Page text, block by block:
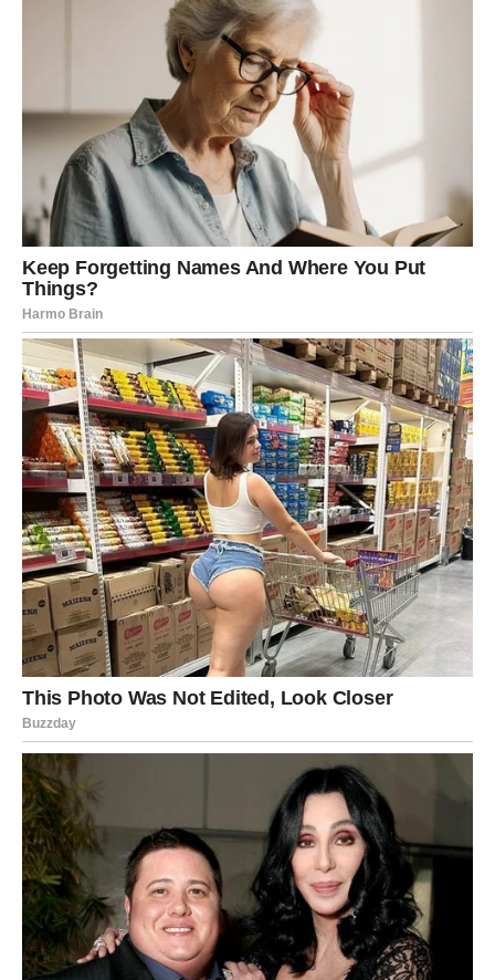
JARAC – Nagrada za istrajnost
Za vas dolazi period stabilnosti i finansijskog napretka.
Ono što ste dugo gradili sada daje rezultate.
U ljubavi – ozbiljan odnos ili susret sa osobom trajnih
namera.
Promena kod vas dolazi kroz potvrdu da se trud isplati.
VODOLIJA – Iznenadni preokret
Očekujte neočekivano. Promena plana, nova ponuda,
susret koji menja tok događaja.
U ljubavi – neko može ući u vaš život potpuno iznenada.
Promena kod vas dolazi kroz spontanost.
RIBE – Manifestacija želje
Bliska budućnost donosi vam ostvarenje nečega o čemu
ste dugo maštali. Emotivno ispunjenje i unutrašnji mir su
u fokusu.
U ljubavi – romantičan period i dublja povezanost.
Promena kod vas dolazi kroz veru u sebe.